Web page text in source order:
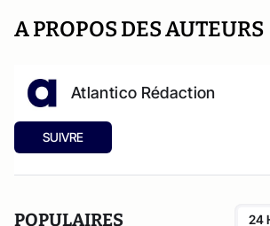
A PROPOS DES AUTEURS
Atlantico Rédaction
SUIVRE
POPULAIRES 24